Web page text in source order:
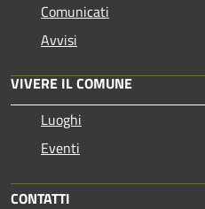
Comunicati
Avvisi
VIVERE IL COMUNE
Luoghi
Eventi
CONTATTI